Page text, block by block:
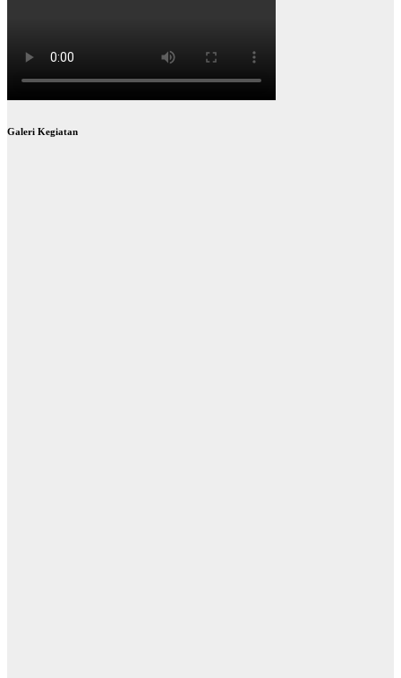
Galeri Kegiatan